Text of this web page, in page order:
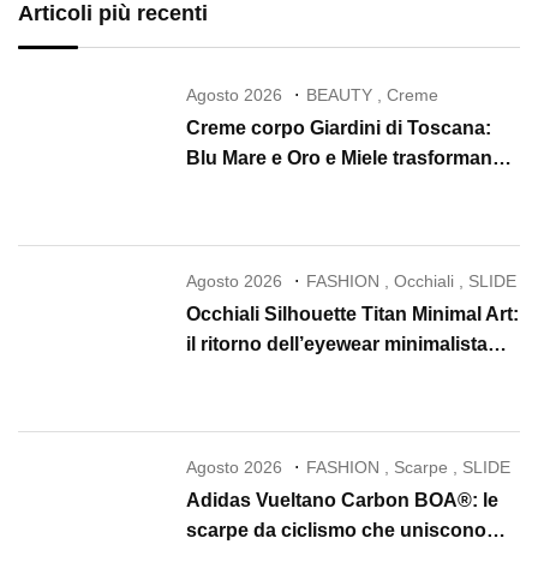
Articoli più recenti
Agosto 2026 BEAUTY ,Creme
Creme corpo Giardini di Toscana:
Blu Mare e Oro e Miele trasformano
Agosto 2026 FASHION ,Occhiali SLIDE
Occhiali Silhouette Titan Minimal Art:
il ritorno dell’eyewear minimalista
Agosto 2026 FASHION Scarpe SLIDE
Adidas Vueltano Carbon BOA®: le
scarpe da ciclismo che uniscono